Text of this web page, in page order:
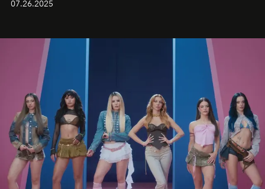
07.26.2025